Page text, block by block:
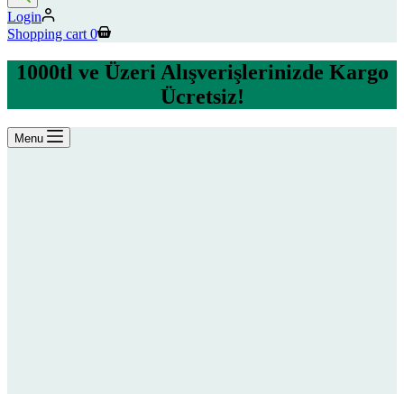
Login
Shopping cart 0
1000tl ve Üzeri Alışverişlerinizde Kargo
Ücretsiz!
Menu